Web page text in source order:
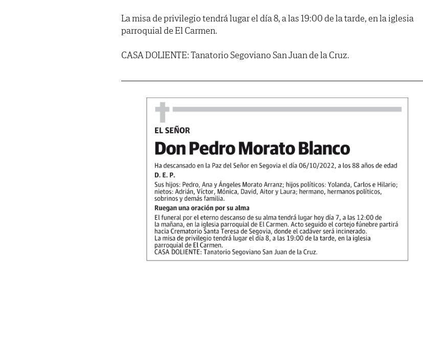
La misa de privilegio tendrá lugar el día 8, a las 19:00 de la tarde, en la iglesia
parroquial de El Carmen.
CASA DOLIENTE: Tanatorio Segoviano San Juan de la Cruz.